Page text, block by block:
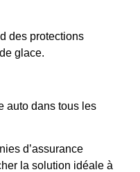
des protections
glace.
auto dans tous les
d’assurance
la solution idéale à